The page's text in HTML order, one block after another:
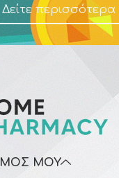
Δείτε περισσότερα
ΜΟΥ